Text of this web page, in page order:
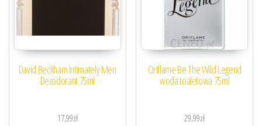
David Beckham Intimately Men
Dezodorant 75ml
17,99zł
Oriflame Be The Wild Legend
woda toaletowa 75ml
29,99zł